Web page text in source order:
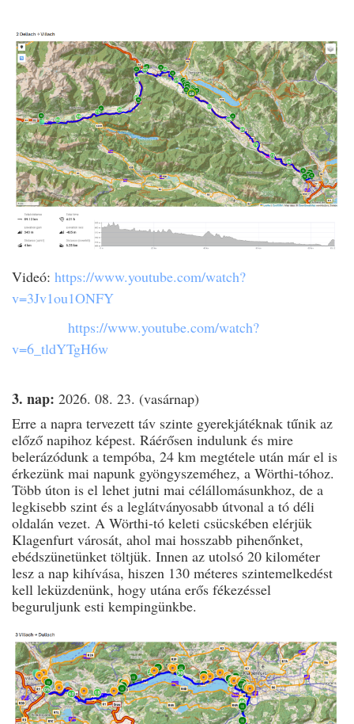
Videó: https://www.youtube.com/watch?
v=3Jv1ou1ONFY
https://www.youtube.com/watch?
v=6_tldYTgH6w
3. nap: 2026. 08. 23. (vasárnap)
Erre a napra tervezett táv szinte gyerekjátéknak tűnik az
előző napihoz képest. Ráérősen indulunk és mire
belerázódunk a tempóba, 24 km megtétele után már el is
érkezünk mai napunk gyöngyszeméhez, a Wörthi-tóhoz.
Több úton is el lehet jutni mai célállomásunkhoz, de a
legkisebb szint és a leglátványosabb útvonal a tó déli
oldalán vezet. A Wörthi-tó keleti csücskében elérjük
Klagenfurt városát, ahol mai hosszabb pihenőnket,
ebédszünetünket töltjük. Innen az utolsó 20 kilométer
lesz a nap kihívása, hiszen 130 méteres szintemelkedést
kell leküzdenünk, hogy utána erős fékezéssel
beguruljunk esti kempingünkbe.